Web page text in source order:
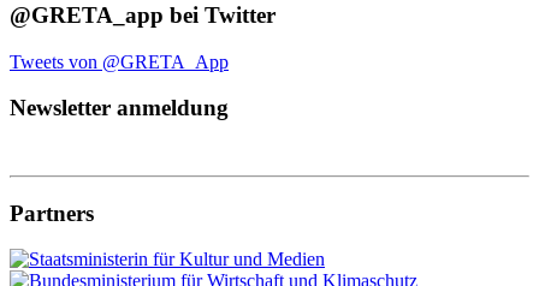
@GRETA_app bei Twitter
Tweets von @GRETA_App
Newsletter anmeldung
Partners